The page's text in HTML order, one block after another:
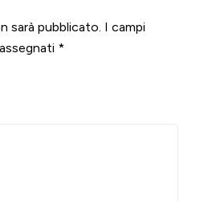
sarà pubblicato. I campi
*